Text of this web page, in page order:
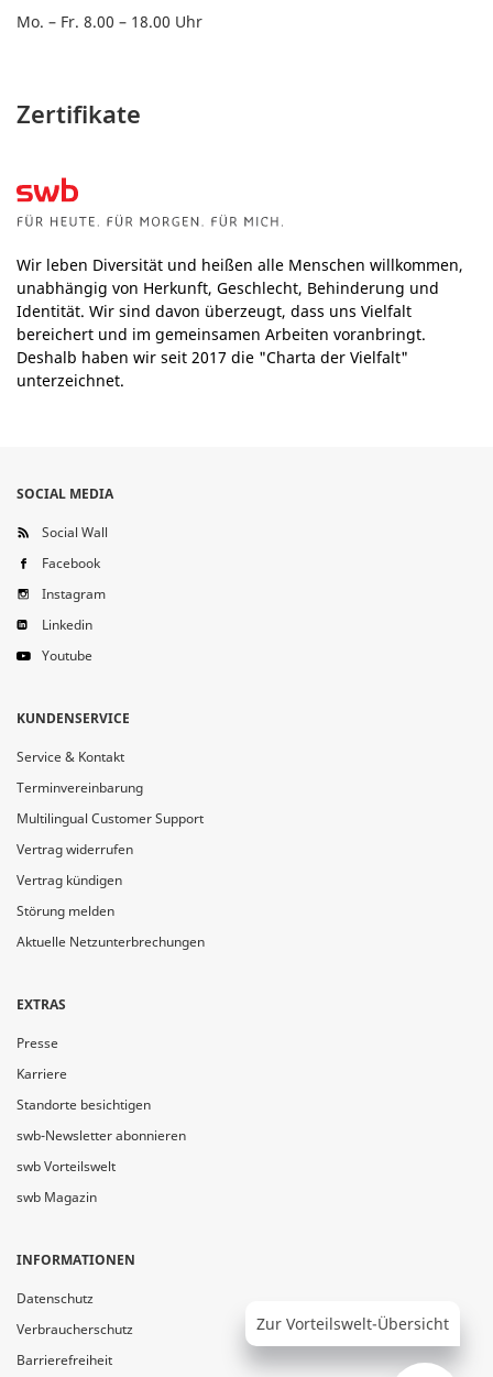
Zur Vorteilswelt-Übersicht
Mo. – Fr. 8.00 – 18.00 Uhr
Zertifikate
Wir leben Diversität und heißen alle Menschen willkommen,
unabhängig von Herkunft, Geschlecht, Behinderung und
Identität. Wir sind davon überzeugt, dass uns Vielfalt
bereichert und im gemeinsamen Arbeiten voranbringt.
Deshalb haben wir seit 2017 die "Charta der Vielfalt"
unterzeichnet.
SOCIAL MEDIA
Social Wall
Facebook
Instagram
Linkedin
Youtube
KUNDENSERVICE
Service & Kontakt
Terminvereinbarung
Multilingual Customer Support
Vertrag widerrufen
Vertrag kündigen
Störung melden
Aktuelle Netzunterbrechungen
EXTRAS
Presse
Karriere
Standorte besichtigen
swb-Newsletter abonnieren
swb Vorteilswelt
swb Magazin
INFORMATIONEN
Datenschutz
Verbraucherschutz
Barrierefreiheit